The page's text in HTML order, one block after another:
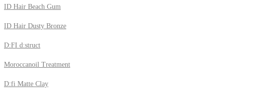
ID Hair Beach Gum
ID Hair Dusty Bronze
D:FI d:struct
Moroccanoil Treatment
D:fi Matte Clay